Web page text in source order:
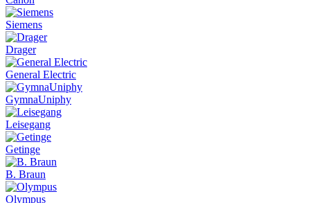
Siemens
Drager
General Electric
GymnaUniphy
Leisegang
Getinge
B. Braun
Olympus